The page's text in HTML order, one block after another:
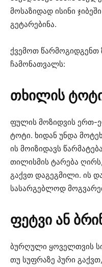
მოსაზიდად ისინი
გეტარებინა.
ქვემოთ წარმოგიდგენთ
ჩამონათვალს:
თხილის
ფულის მოზიდვის ერთ-
ტოტი. ხიდან უნდა
ის მოიზიდავს
თილისმის ტარება
გაქვთ დაგეგმილი. ის
სასარგებლოდ
ფეტვი ან
ბურღული ყოველთვის
თუ სუფრაზე პური